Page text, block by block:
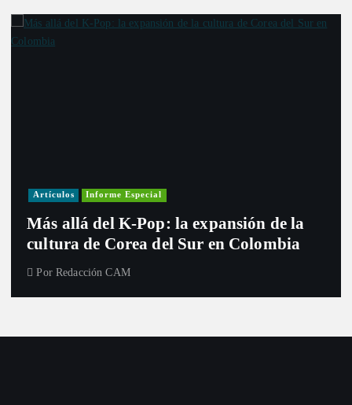
Artículos Informe Especial
Más allá del K-Pop: la expansión de la
cultura de Corea del Sur en Colombia
Por Redacción CAM